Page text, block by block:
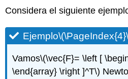
Considera el siguiente
Ejemplo
Vamos\(\vec{F}= \left [
\end{array} \right ]^T\)